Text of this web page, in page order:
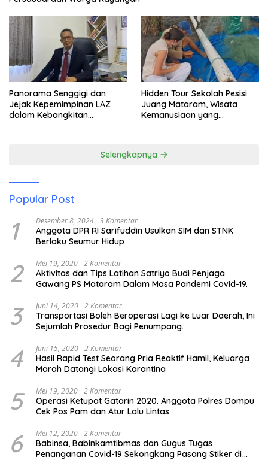
Panorama Senggigi dan
Jejak Kepemimpinan LAZ
dalam Kebangkitan
Hidden Tour Sekolah Pesisi
Juang Mataram, Wisata
Kemanusiaan yang
Selengkapnya
Popular Post
1 Desember 8, 2024 3 Komentar
Anggota DPR RI Sarifuddin Usulkan SIM dan STNK
Berlaku Seumur Hidup
2 Mei 19, 2020 2 Komentar
Aktivitas dan Tips Latihan Satriyo Budi Penjaga
Gawang PS Mataram Dalam Masa Pandemi Covid-19.
3 Juni 14, 2020 2 Komentar
Transportasi Boleh Beroperasi Lagi ke Luar Daerah, Ini
Sejumlah Prosedur Bagi Penumpang.
4 Juni 15, 2020 2 Komentar
Hasil Rapid Test Seorang Pria Reaktif Hamil, Keluarga
Marah Datangi Lokasi Karantina
5 Mei 19, 2020 2 Komentar
Operasi Ketupat Gatarin 2020. Anggota Polres Dompu
Cek Pos Pam dan Atur Lalu Lintas.
6 Mei 12, 2020 2 Komentar
Babinsa, Babinkamtibmas dan Gugus Tugas
Penanganan Covid-19 Sekongkang Pasang Stiker di